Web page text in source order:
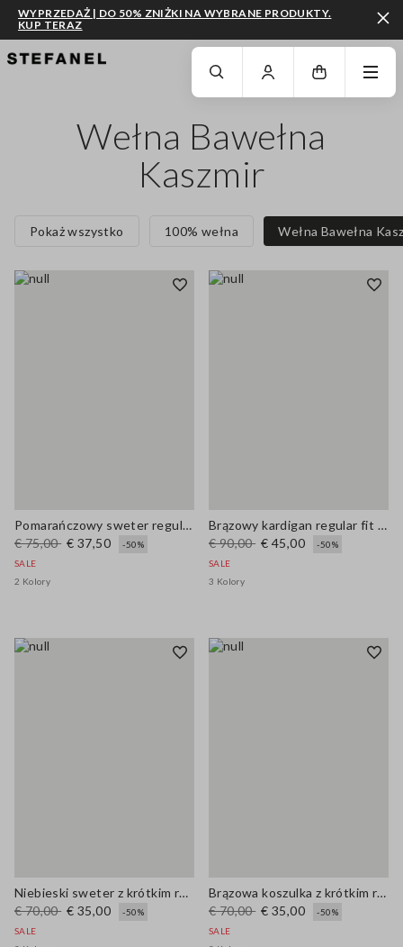
PRZEJDŹ DO GŁÓWNEJ TREŚCI PRZEWIŃ NA DÓŁ STRONY
WYPRZEDAŻ | DO 50% ZNIŻKI NA WYBRANE PRODUKTY.
KUP TERAZ
Wełna Bawełna
Kaszmir
Pokaż wszystko 100% wełna Wełna Bawełna
Pomarańczowy sweter regular fit z mieszanki wełny i bawełny
€ 75,00 € 37,50
-50%
SALE
2 Kolory
Brązowy kardigan regular fit z mieszanki wełny i bawełny
€ 90,00 € 45,00
-50%
SALE
3 Kolory
Niebieski sweter z krótkim rękawem z mieszanki wełny o regularnym kroju
€ 70,00 € 35,00
-50%
SALE
Brązowa koszulka z krótkim rękawem, regularny fason z mieszanki wełny
€ 70,00 € 35,00
-50%
SALE